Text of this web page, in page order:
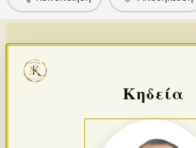
Κηδεία